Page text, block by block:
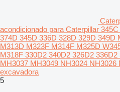
acondicionado para Caterpillar
374D 345D 336D 328D 329D 349D
M313D M323F M314F M325D
M318F 330D2 340D2 326D2
MH3037 MH3049 NH3024
excavadora
5